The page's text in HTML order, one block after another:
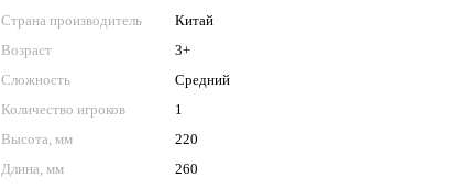
Страна производитель
Китай
Возраст
3+
Сложность
Средний
Количество игроков
1
Высота, мм
220
Длина, мм
260